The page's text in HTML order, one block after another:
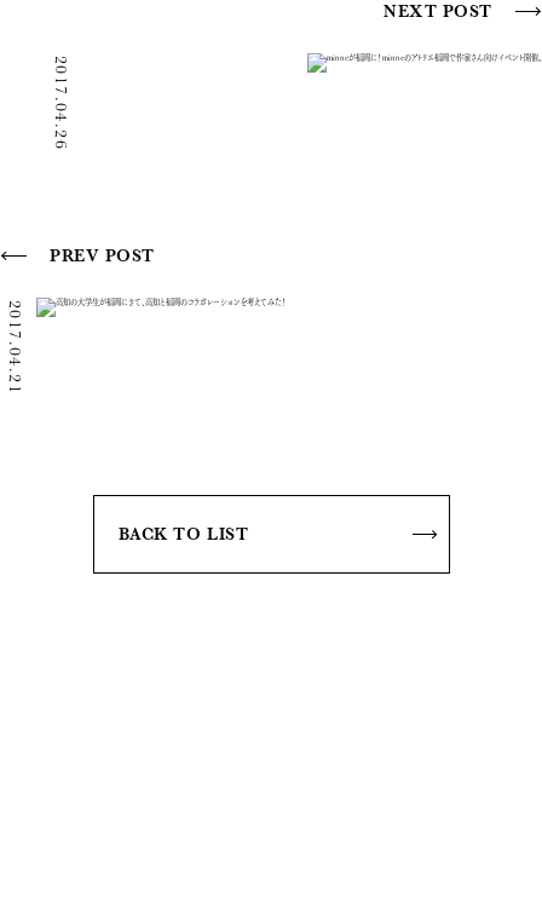
PREV POST
2017.04.21
NEXT POST
2017.04.26
BACK TO LIST